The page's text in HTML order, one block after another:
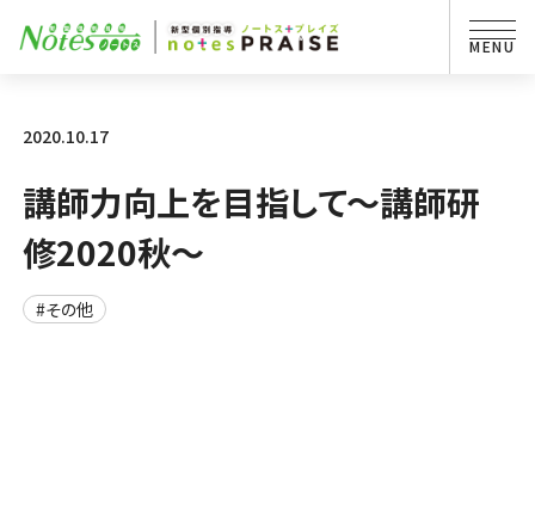
2020.10.17
講師力向上を目指して～講師研
修2020秋～
#その他